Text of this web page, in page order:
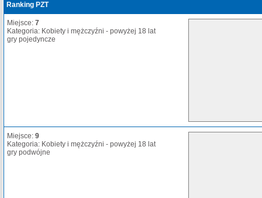
Ranking PZT
Miejsce: 7
Kategoria: Kobiety i mężczyźni - powyżej 18 lat
gry pojedyncze
Miejsce: 9
Kategoria: Kobiety i mężczyźni - powyżej 18 lat
gry podwójne